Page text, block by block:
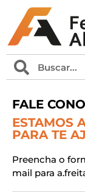
FALE
ESTAMOS
PARA TE
Preencha o
mail para